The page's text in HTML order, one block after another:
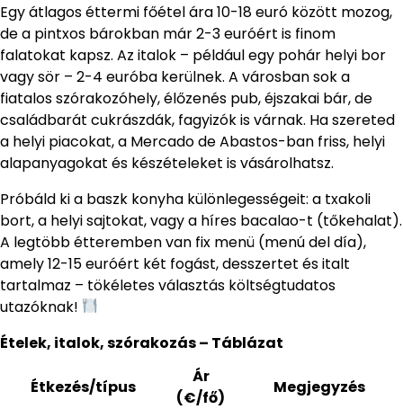
Egy átlagos éttermi főétel ára 10-18 euró között mozog,
de a pintxos bárokban már 2-3 euróért is finom
falatokat kapsz. Az italok – például egy pohár helyi bor
vagy sör – 2-4 euróba kerülnek. A városban sok a
fiatalos szórakozóhely, élőzenés pub, éjszakai bár, de
családbarát cukrászdák, fagyizók is várnak. Ha szereted
a helyi piacokat, a Mercado de Abastos-ban friss, helyi
alapanyagokat és készételeket is vásárolhatsz.
Próbáld ki a baszk konyha különlegességeit: a txakoli
bort, a helyi sajtokat, vagy a híres bacalao-t (tőkehalat).
A legtöbb étteremben van fix menü (menú del día),
amely 12-15 euróért két fogást, desszertet és italt
tartalmaz – tökéletes választás költségtudatos
utazóknak!
Ételek, italok, szórakozás – Táblázat
Étkezés/típus
Ár
(€/fő)
Megjegyzés